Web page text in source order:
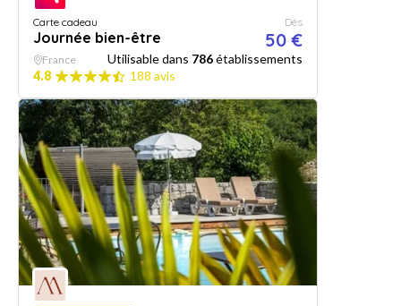
Carte cadeau
Journée bien-être
Dès
50 €
France Utilisable dans 786établissements
4.8
188 avis